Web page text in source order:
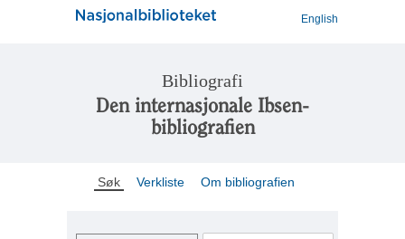
English
Bibliografi
Den internasjonale Ibsen-
bibliografien
Søk Verkliste Om bibliografien